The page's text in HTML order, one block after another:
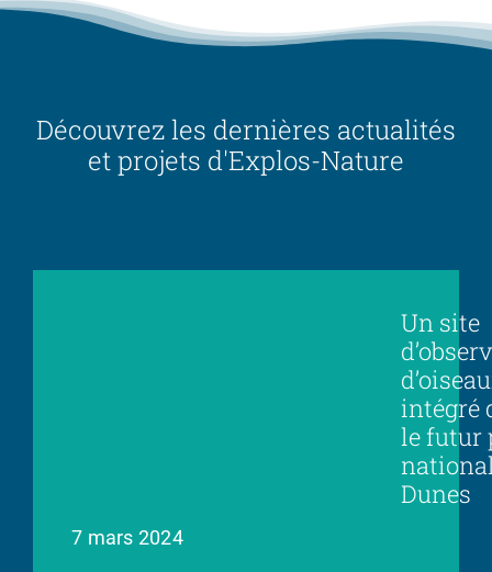
Découvrez les dernières actualités
et projets d'Explos-Nature
Un site
intégré
le futur
Dunes
7 mars 2024